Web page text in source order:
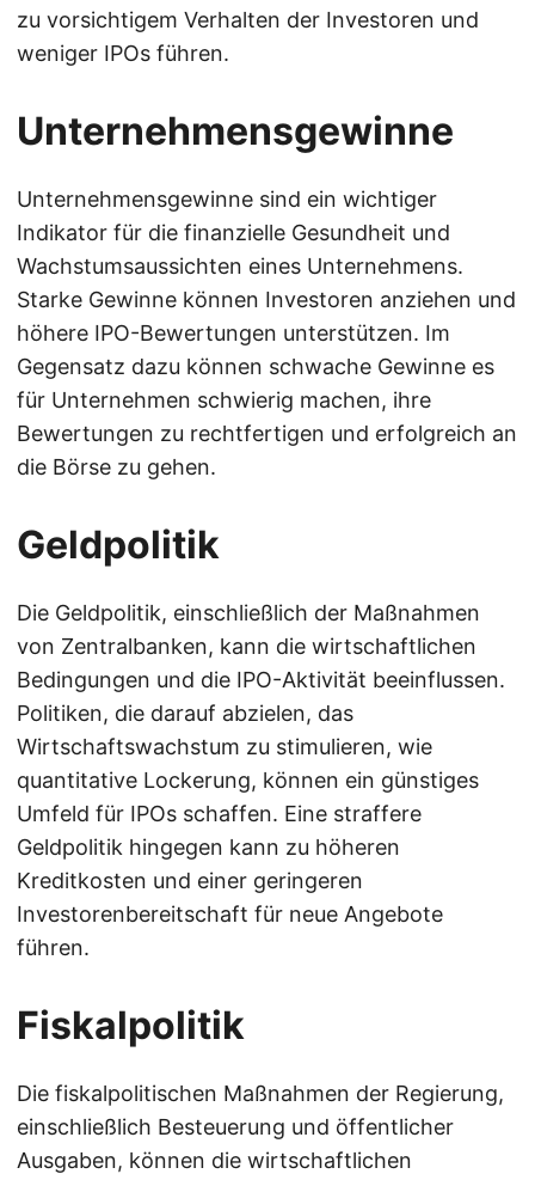
zu vorsichtigem Verhalten der Investoren und
weniger IPOs führen.
Unternehmensgewinne
Unternehmensgewinne sind ein wichtiger
Indikator für die finanzielle Gesundheit und
Wachstumsaussichten eines Unternehmens.
Starke Gewinne können Investoren anziehen und
höhere IPO-Bewertungen unterstützen. Im
Gegensatz dazu können schwache Gewinne es
für Unternehmen schwierig machen, ihre
Bewertungen zu rechtfertigen und erfolgreich an
die Börse zu gehen.
Geldpolitik
Die Geldpolitik, einschließlich der Maßnahmen
von Zentralbanken, kann die wirtschaftlichen
Bedingungen und die IPO-Aktivität beeinflussen.
Politiken, die darauf abzielen, das
Wirtschaftswachstum zu stimulieren, wie
quantitative Lockerung, können ein günstiges
Umfeld für IPOs schaffen. Eine straffere
Geldpolitik hingegen kann zu höheren
Kreditkosten und einer geringeren
Investorenbereitschaft für neue Angebote
führen.
Fiskalpolitik
Die fiskalpolitischen Maßnahmen der Regierung,
einschließlich Besteuerung und öffentlicher
Ausgaben, können die wirtschaftlichen